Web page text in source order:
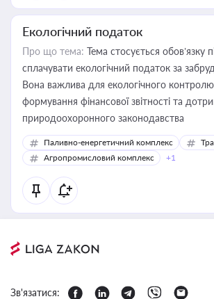
Екологічний податок
Про що тема: Тема стосується обов’язку
сплачувати екологічний податок за
Вона важлива для екологічного контролю
формування фінансової звітності та
природоохоронного законодавства
Паливно-енергетичний комплекс
Агропромисловий комплекс
+1
Зв'язатися: